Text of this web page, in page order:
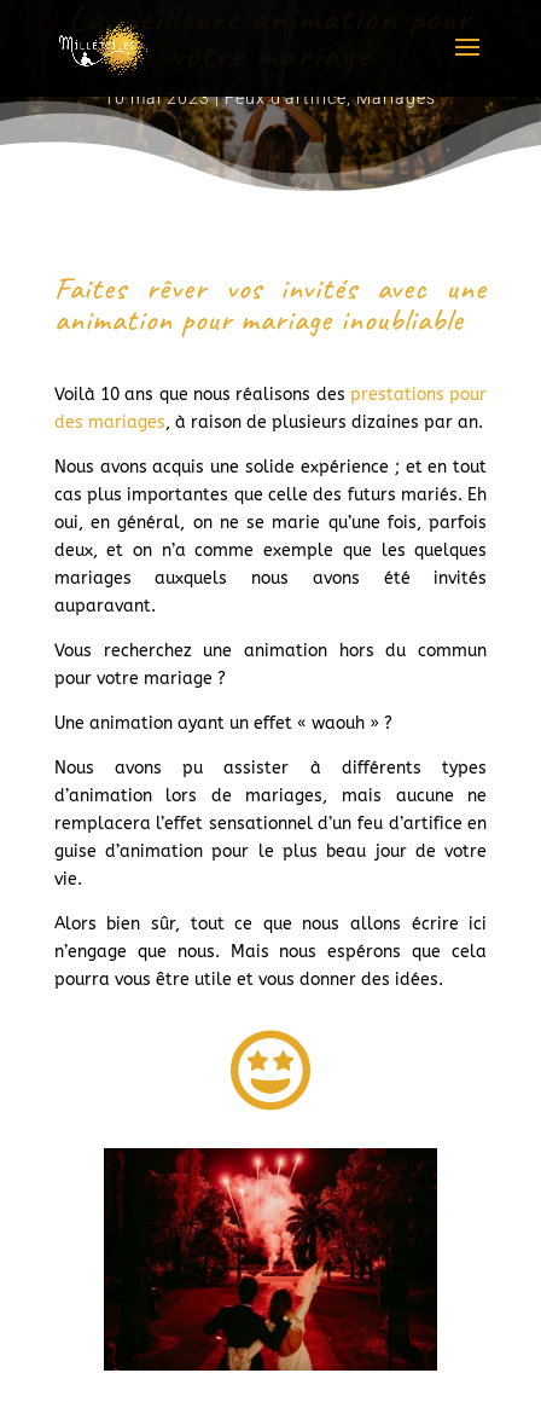
La meilleure animation pour
10 mai 2023|Feux d'artifice ,Mariages
Faites rêver vos invités avec une
animation pour mariage inoubliable
Voilà 10 ans que nous réalisons des prestations pour
des mariages, à raison de plusieurs dizaines par an.
Nous avons acquis une solide expérience ; et en tout
cas plus importantes que celle des futurs mariés. Eh
oui, en général, on ne se marie qu’une fois, parfois
deux, et on n’a comme exemple que les quelques
mariages auxquels nous avons été invités
auparavant.
Vous recherchez une animation hors du commun
pour votre mariage ?
Une animation ayant un effet « waouh » ?
Nous avons pu assister à différents types
d’animation lors de mariages, mais aucune ne
remplacera l’effet sensationnel d’un feu d’artifice en
guise d’animation pour le plus beau jour de votre
vie.
Alors bien sûr, tout ce que nous allons écrire ici
n’engage que nous. Mais nous espérons que cela
pourra vous être utile et vous donner des idées.
